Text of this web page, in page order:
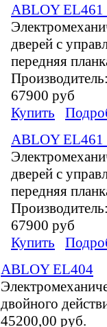
ABLOY EL461
дверей с
передняя
67900 руб
Купить
ABLOY EL461
дверей с
передняя
67900 руб
Купить
ABLOY EL404
двойного
45200,00 руб.